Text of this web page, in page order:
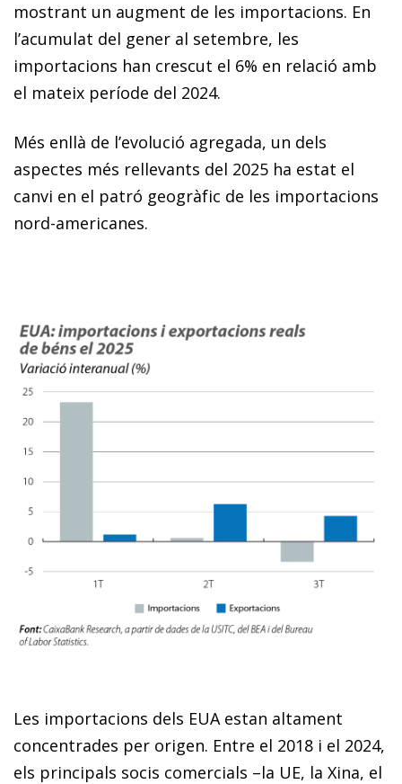
mostrant un augment de les importacions. En
l’acumulat del gener al setembre, les
importacions han crescut el 6% en relació amb
el mateix període del 2024.
Més enllà de l’evolució agregada, un dels
aspectes més rellevants del 2025 ha estat el
canvi en el patró geogràfic de les importacions
nord-americanes.
Les importacions dels EUA estan altament
concentrades per origen. Entre el 2018 i el 2024,
els principals socis comercials –la UE, la Xina, el